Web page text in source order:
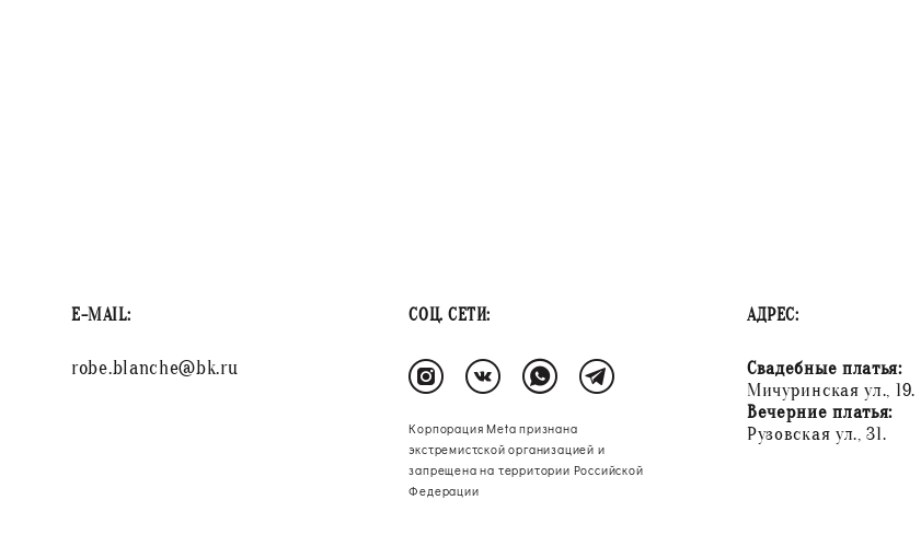
E-MAIL:
robe.blanche@bk.ru
СОЦ. СЕТИ:
Корпорация Meta признана
экстремистской организацией и
запрещена на территории Российской
Федерации
АДРЕС:
Свадебные платья:
Мичуринская ул., 19.
Вечерние платья:
Рузовская ул., 31.